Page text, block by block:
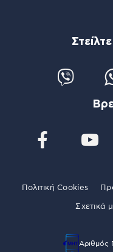
Πολιτική Cookies
Σχετικά
Αριθμός